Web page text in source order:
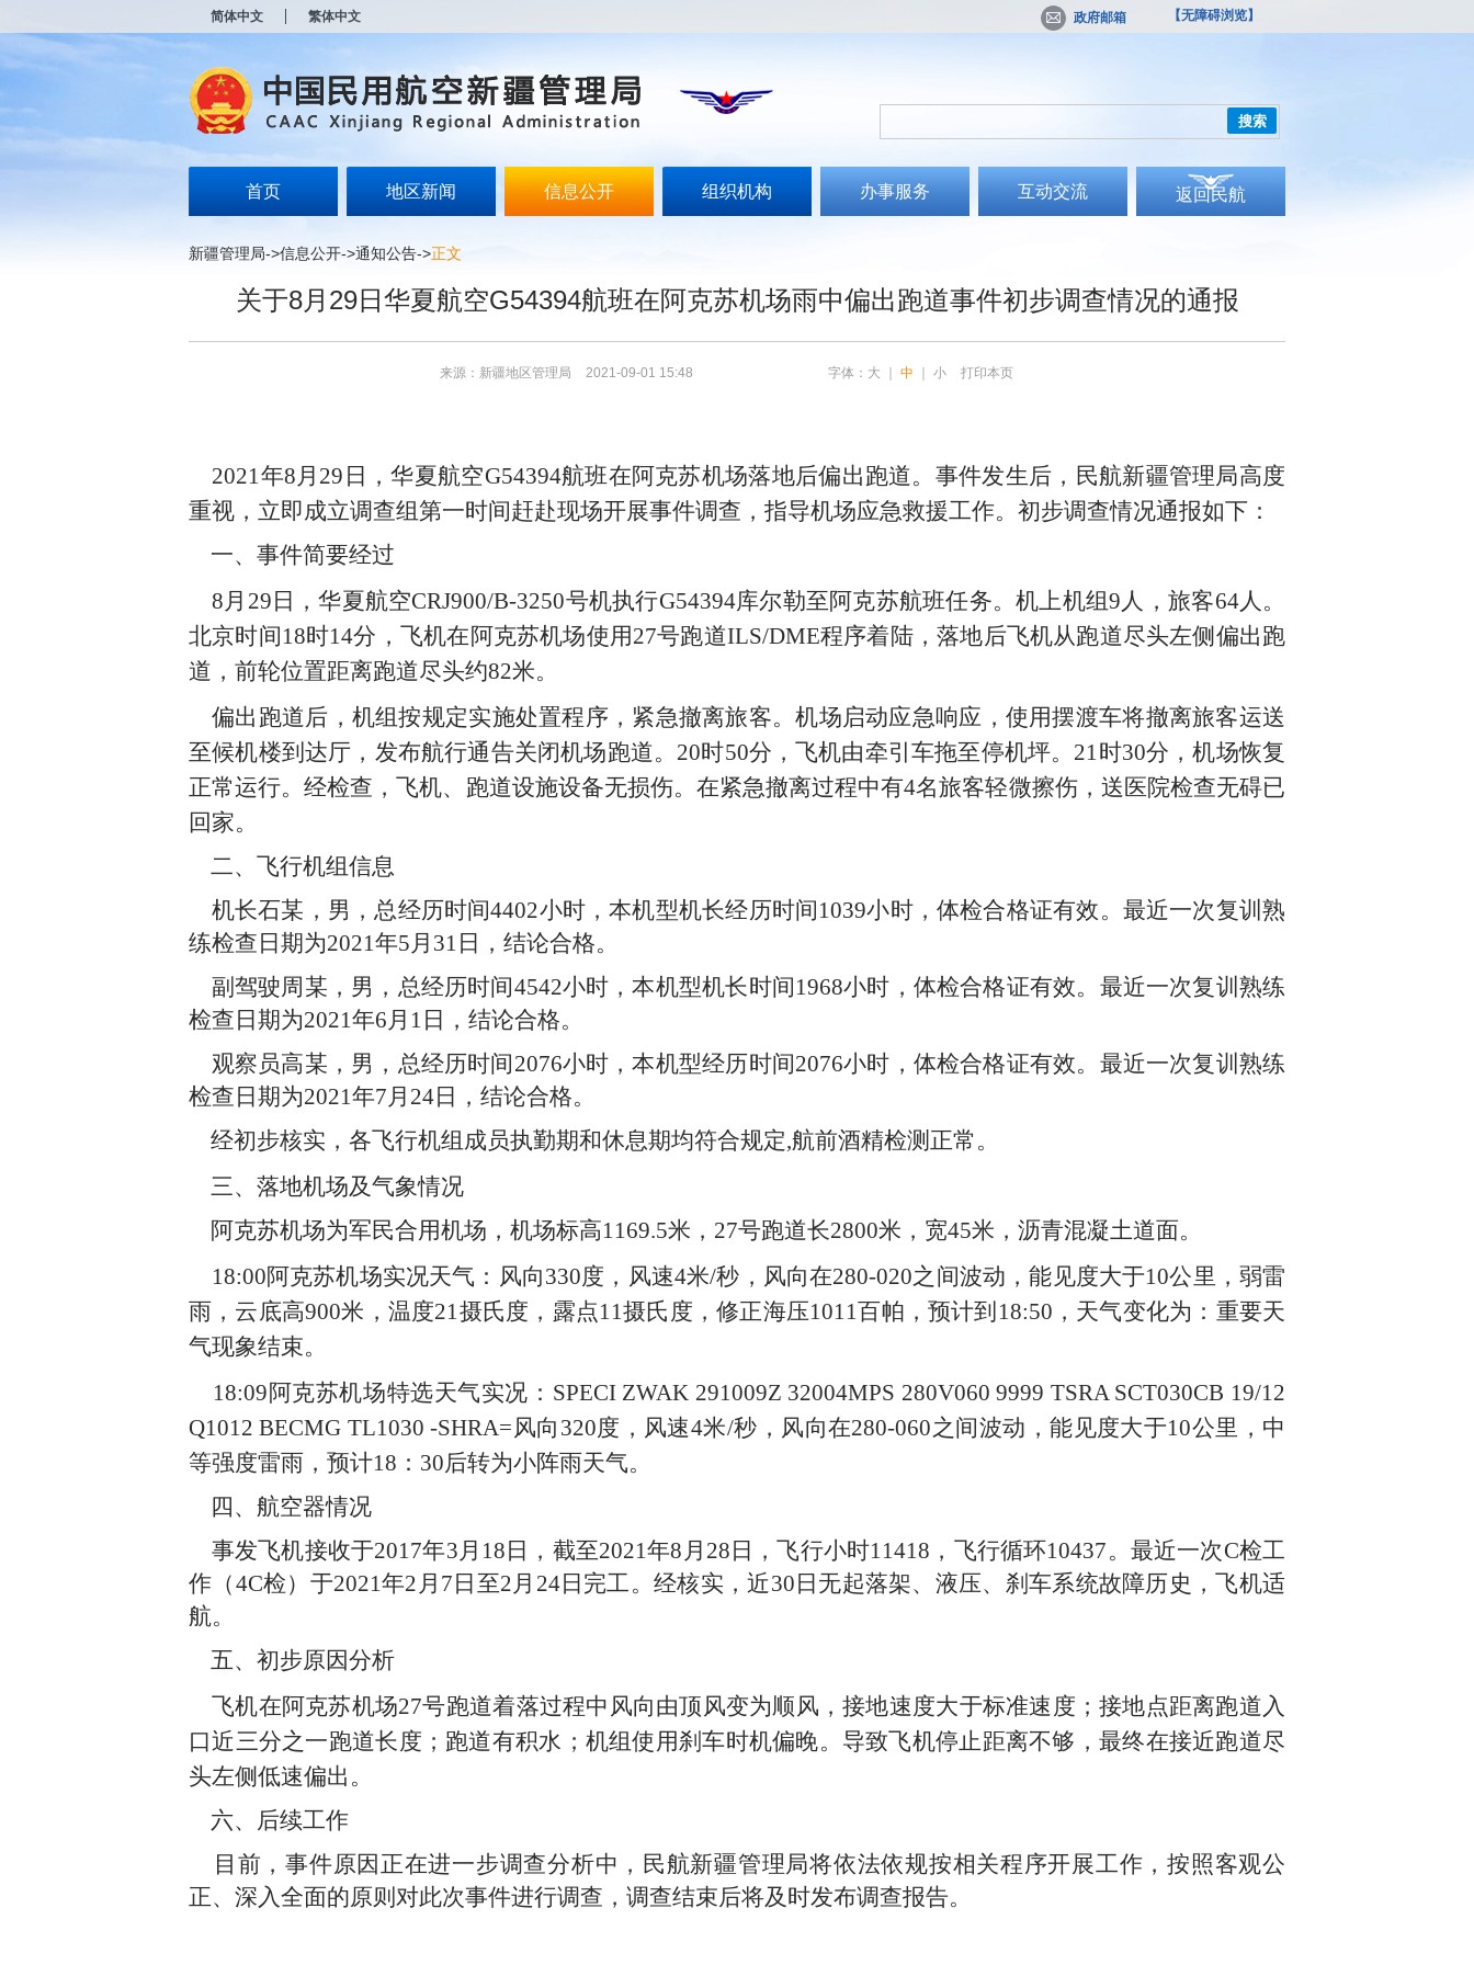
简体中文 繁体中文 政府邮箱 【无障碍浏览】
搜索
首页 地区新闻 信息公开 组织机构 办事服务 互动交流 返回民航
新疆管理局->信息公开->通知公告->正文
关于8月29日华夏航空G54394航班在阿克苏机场雨中偏出跑道事件初步调查情况的通报
来源：新疆地区管理局 2021-09-01 15:48 字体： 大 中 小 打印本页
2021年8月 29 日，华夏航空G54394航班在阿克苏机场落地后偏出跑道。事件发生后，民航新疆管理局高度
重视， 立即成立调查组第一时间赶赴现场开展事件调查，指导机场应急救援工作。 初步调查情况通报如下：
一、事件简要经过
8月 29 日，华夏航空CRJ900/B-3250号机执行G54394库尔勒至阿克苏航班任务。机上机组9人，旅客64人。
北京时间18时14分，飞机在阿克苏机场使用27号跑道ILS/DME程序着陆，落地后飞机从跑道尽头左侧偏出跑
道，前轮位置距离跑道尽头约82米。
偏出跑道后，机组按规定实施处置程序，紧急撤离旅客。机场启动应急响应，使用摆渡车将撤离旅客运送
至候机楼到达厅，发布航行通告关闭机场跑道。 20时50分，飞机由牵引车拖至停机坪。 21时30分，机场恢复
正常运行。经检查，飞机、跑道设施设备无损伤。在紧急撤离过程中有4名旅客轻微擦伤，送医院检查无碍已
回家。
二、飞行机组信息
机长石某，男，总经历时间4402小时，本机型机长经历时间1039小时，体检合格证有效。最近一次复训熟
练检查日期为2021年5月 31 日，结论合格。
副驾驶周某，男，总经历时间4542小时，本机型机长时间1968小时，体检合格证有效。最近一次复训熟练
检查日期为2021年6月 1 日，结论合格。
观察员高某，男，总经历时间2076小时，本机型经历时间2076小时，体检合格证有效。最近一次复训熟练
检查日期为2021年7月 24日，结论合格。
经初步核实，各飞行机组成员执勤期和休息期均符合规定,航前酒精检测正常。
三、落地机场及气象情况
阿克苏机场为军民合用机场，机场标高1169.5米， 27号跑道长2800米，宽45米，沥青混凝土道面。
18:00阿克苏机场实况天气 ： 风向330度，风速4米/秒， 风向在280-020之间波动，能见度大于10公里 ， 弱雷
雨，云底高900米，温度21摄氏度，露点11摄氏度，修正海压1011百帕，预计到 18:50 ，天气变化为：重要天
气现象结束。
18:09阿克苏机场特选天气实况： SPECI ZWAK 291009Z 32004MPS 280V060 9999 TSRA SCT030CB 19/12
Q1012 BECMG TL1030 -SHRA=风向 320度，风速4米/秒，风向在280-060之间波动，能见度大于10公里，中
等强度雷雨， 预计18 ： 30后转为小阵雨天气。
四、航空器情况
事发飞机接收于2017年3月 18 日，截至2021年8 月 28 日，飞行小时11418 ，飞行循环10437。最近一次C检工
作（4C检）于2021年2 月 7 日至2月 24日完工。经核实，近30 日无起落架、液压、刹车系统故障历史，飞机适
航。
五、初步原因分析
飞机在阿克苏机场27号跑道着落过程中 风向由顶风变为顺风，接地速度大于标准速度；接地点距离跑道入
口近三分之一跑道长度； 跑道有积水；机组使用刹车时机偏晚。导致飞机停止距离不够，最终在接近跑道尽
头左侧低速偏出。
六、后续工作
目前，事件原因正在进一步调查分析中，民航新疆管理局将依法依规按相关程序开展工作，按照客观公
正、深入全面的原则对此次事件进行调查，调查结束后将及时发布调查报告。
打
无
障